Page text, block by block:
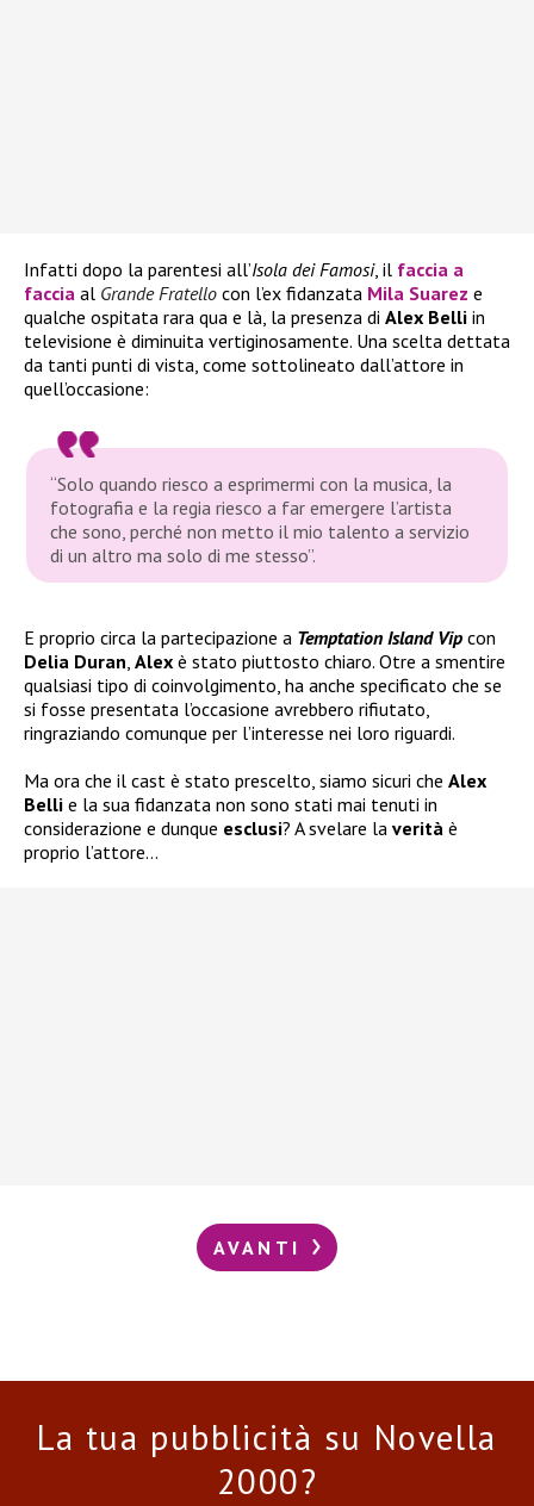
Infatti dopo la parentesi all’Isola dei Famosi, il faccia a
faccia al Grande Fratello con l’ex fidanzata Mila Suarez e
qualche ospitata rara qua e là, la presenza di Alex Belli in
televisione è diminuita vertiginosamente. Una scelta dettata
da tanti punti di vista, come sottolineato dall’attore in
quell’occasione:
“Solo quando riesco a esprimermi con la musica, la
fotografia e la regia riesco a far emergere l’artista
che sono, perché non metto il mio talento a servizio
di un altro ma solo di me stesso”.
E proprio circa la partecipazione a Temptation Island Vip con
Delia Duran Alex è stato piuttosto chiaro. Otre a smentire
qualsiasi tipo di coinvolgimento, ha anche specificato che se
si fosse presentata l’occasione avrebbero rifiutato,
ringraziando comunque per l’interesse nei loro riguardi.
Ma ora che il cast è stato prescelto, siamo sicuri che Alex
Belli e la sua fidanzata non sono stati mai tenuti in
considerazione e dunque esclusi? A svelare la verità è
proprio l’attore…
AVANTI
La tua pubblicità su Novella
2000?